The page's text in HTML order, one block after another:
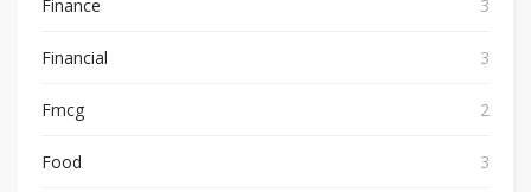
Finance 3
Financial 3
Fmcg 2
Food 3